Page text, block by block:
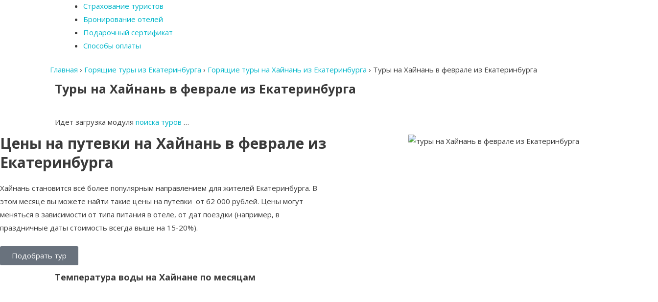
Страхование туристов
Бронирование отелей
Подарочный сертификат
Способы оплаты
Главная › Горящие туры из Екатеринбурга › Горящие туры на Хайнань из Екатеринбурга › Туры на Хайнань в феврале из Екатеринбурга
Туры на Хайнань в феврале из Екатеринбурга
Идет загрузка модуля поиска туров …
Цены на путевки на Хайнань в феврале из
Екатеринбурга
Хайнань становится всё более популярным направлением для жителей Екатеринбурга. В
этом месяце вы можете найти такие цены на путевки от 62 000 рублей. Цены могут
меняться в зависимости от типа питания в отеле, от дат поездки (например, в
праздничные даты стоимость всегда выше на 15-20%).
Подобрать тур
Температура воды на Хайнане по месяцам